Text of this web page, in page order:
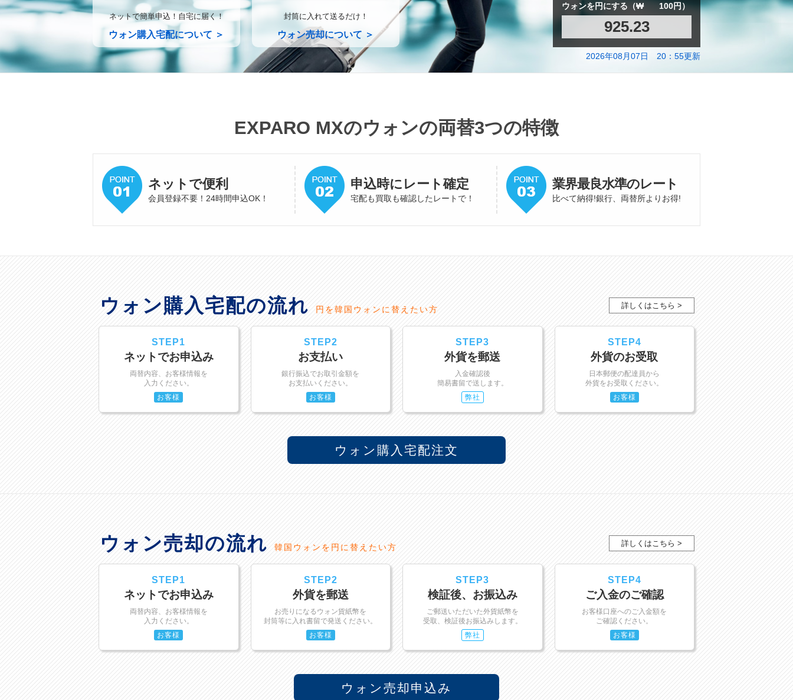
ウォンを円にする（₩ 100円）
925.23
2026年08月07日 20：55更新
ネットで簡単申込！自宅に届く！
ウォン購入宅配について ＞
封筒に入れて送るだけ！
ウォン売却について ＞
EXPARO MXのウォンの両替3つの特徴
ネットで便利
会員登録不要！24時間申込OK！
申込時にレート確定
宅配も買取も確認したレートで！
業界最良水準のレート
比べて納得!銀行、両替所よりお得!
詳しくはこちら >
ウォン購入宅配の流れ 円を韓国ウォンに替えたい方
STEP1
ネットでお申込み
両替内容、お客様情報を
入力ください。
お客様
STEP2
お支払い
銀行振込でお取引金額を
お支払いください。
お客様
STEP3
外貨を郵送
入金確認後
簡易書留で送します。
弊社
STEP4
外貨のお受取
日本郵便の配達員から
外貨をお受取ください。
お客様
ウォン購入宅配注文
詳しくはこちら >
ウォン売却の流れ 韓国ウォンを円に替えたい方
STEP1
ネットでお申込み
両替内容、お客様情報を
入力ください。
お客様
STEP2
外貨を郵送
お売りになるウォン貨紙幣を
封筒等に入れ書留で発送ください。
お客様
STEP3
検証後、お振込み
ご郵送いただいた外貨紙幣を
受取、検証後お振込みします。
弊社
STEP4
ご入金のご確認
お客様口座へのご入金額を
ご確認ください。
お客様
ウォン売却申込み